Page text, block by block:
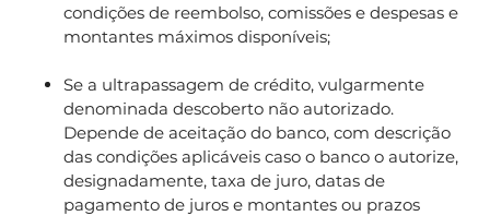
condições de reembolso, comissões e despesas e
montantes máximos disponíveis;
Se a ultrapassagem de crédito, vulgarmente
denominada descoberto não autorizado.
Depende de aceitação do banco, com descrição
das condições aplicáveis caso o banco o autorize,
designadamente, taxa de juro, datas de
pagamento de juros e montantes ou prazos